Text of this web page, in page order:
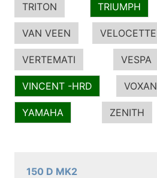
TRITON TRIUMPH
VAN VEEN VELOCETTE
VERTEMATI VESPA
VINCENT -HRD VOXAN
YAMAHA ZENITH
150 D MK2